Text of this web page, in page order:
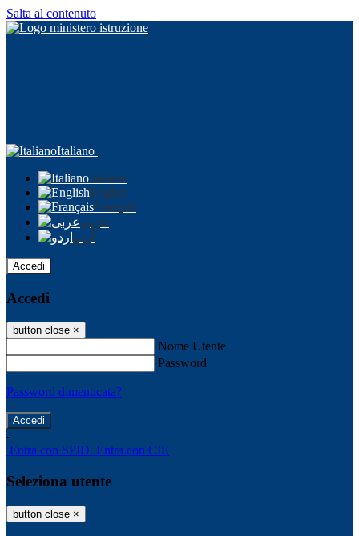
Salta al contenuto
Italiano
Italiano
English
Français
عربى
اردو
Accedi
Accedi
button close ×
Nome Utente
Password
Password dimenticata?
-
Entra con SPID Entra con CIE
Seleziona utente
button close ×